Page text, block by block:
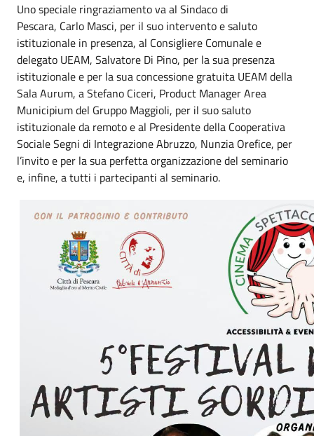
Uno speciale ringraziamento va al Sindaco di
Pescara, Carlo Masci, per il suo intervento e saluto
istituzionale in presenza, al Consigliere Comunale e
delegato UEAM, Salvatore Di Pino, per la sua presenza
istituzionale e per la sua concessione gratuita UEAM della
Sala Aurum, a Stefano Ciceri, Product Manager Area
Municipium del Gruppo Maggioli, per il suo saluto
istituzionale da remoto e al Presidente della Cooperativa
SocialeSegni di Integrazione Abruzzo, Nunzia Orefice, per
l’invito e per la sua perfetta organizzazione del seminario
e, infine, a tutti i partecipanti al seminario.